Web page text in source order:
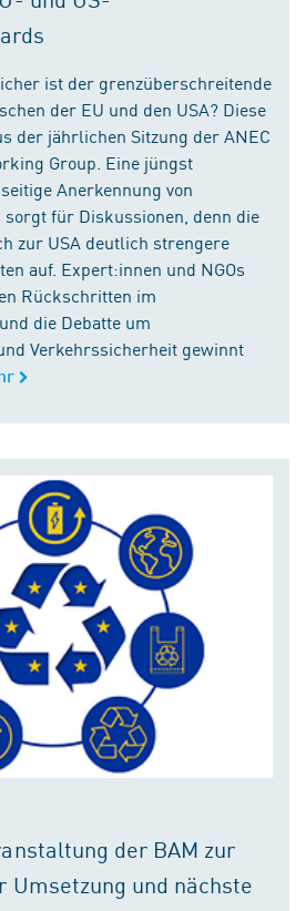
ist der grenzüberschreitende
der EU und den USA? Diese
der jährlichen Sitzung der ANEC
Group. Eine jüngst
Anerkennung von
für Diskussionen, denn die
zur USA deutlich strengere
auf. Expert:innen und NGOs
Rückschritten im
die Debatte um
Verkehrssicherheit gewinnt
der BAM zur
Umsetzung und nächste